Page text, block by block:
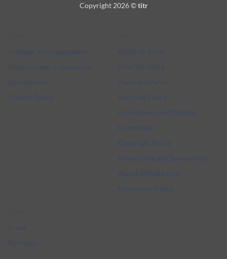
Delivery
Copyright 2026 ©titr
Условия использования
Отказ от ответственности
Доступность
Privacy Policy
Editorial Team
How We Work
Accuracy Policy
Sourcing Policy
Corrections and Updates
Contribute
Copyright Policy
Advertising and Sponsorship
About Affiliate Links
Discussion Policy
О нас
Контакты